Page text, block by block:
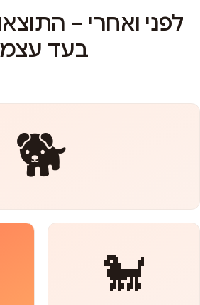
לפני ואחרי –
בעד
🐕
🐩